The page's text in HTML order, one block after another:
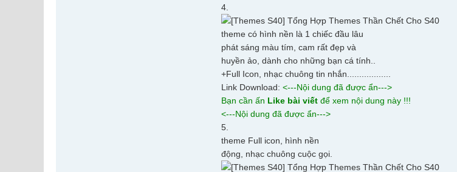
4.
theme có hình nền là 1 chiếc đầu lâu
phát sáng màu tím, cam rất đẹp và
huyền ảo, dành cho những bạn cá tính..
+Full Icon, nhạc chuông tin nhắn..................
Link Download:<---Nội dung đã được ẩn--->
Bạn cần ấn Like bài viết để xem nội dung này !!!
<---Nội dung đã được ẩn--->
5.
theme Full icon, hình nền
động, nhạc chuông cuộc gọi.